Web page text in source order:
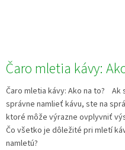
Čaro mletia kávy:
Čaro mletia kávy: Ako na to? Ak
správne namlieť kávu, ste na
ktoré môže výrazne ovplyvniť
Čo všetko je dôležité pri mletí
namletú?